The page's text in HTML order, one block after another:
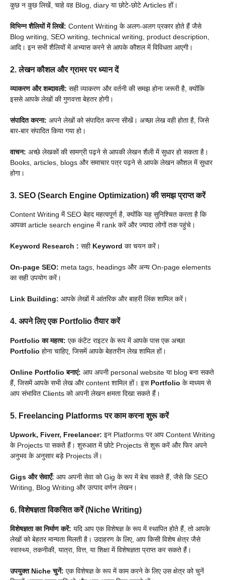
कुछ न कुछ लिखें, चाहे वह Blog, diary या छोटे-छोटे Articles हों।
विभिन्न शैलियों में लिखें: Content Writing के अलग-अलग प्रकार होते हैं जैसे
Blog writing, SEO writing, technical writing, product description,
आदि। इन सभी शैलियों में अभ्यास करने से आपके कौशल में विविधता आएगी।
2. लेखन कौशल और ग्रामर पर ध्यान दें
व्याकरण और शब्दावली: सही व्याकरण और वर्तनी की समझ होना जरूरी है, क्योंकि
इससे आपके लेखों की गुणवत्ता बेहतर होगी।
संपादित करना: अपने लेखों को संपादित करना सीखें। अच्छा लेख वही होता है, जिसे
बार-बार संपादित किया गया हो।
वाचन: अच्छे लेखकों की सामग्री पढ़ने से आपकी लेखन शैली में सुधार हो सकता है।
Books, articles, blogs और समाचार पत्र पढ़ने से आपके लेखन कौशल में सुधार
होगा।
3. SEO (Search Engine Optimization) की समझ प्राप्त करें
Content Writing में SEO बेहद महत्वपूर्ण है, क्योंकि यह सुनिश्चित करता है कि
आपका article search engine में rank करें और ज्यादा लोगों तक पहुंचे।
Keyword Research : सही Keyword का चयन करें।
On-page SEO: meta tags, headings और अन्य On-page elements
का सही उपयोग करें।
Link Building: आपके लेखों में आंतरिक और बाहरी लिंक शामिल करें।
4. अपने लिए एक Portfolio तैयार करें
Portfolio का महत्व: एक कंटेंट राइटर के रूप में आपके पास एक अच्छा
Portfolio होना चाहिए, जिसमें आपके बेहतरीन लेख शामिल हों।
Online Portfolio बनाएं: आप अपनी personal website या blog बना सकते
हैं, जिसमें आपके सभी लेख और content शामिल हों। इस Portfolio के माध्यम से
आप संभावित Clients को अपनी लेखन क्षमता दिखा सकते हैं।
5. Freelancing Platforms पर काम करना शुरू करें
Upwork, Fiverr, Freelancer: इन Platforms पर आप Content Writing
के Projects पा सकते हैं। शुरुआत में छोटे Projects से शुरू करें और फिर अपने
अनुभव के अनुसार बड़े Projects लें।
Gigs और सेवाएँ: आप अपनी सेवा को Gig के रूप में बेच सकते हैं, जैसे कि SEO
Writing, Blog Writing और उत्पाद वर्णन लेखन।
6. विशेषज्ञता विकसित करें (Niche Writing)
विशेषज्ञता का निर्माण करें: यदि आप एक विशेषज्ञ के रूप में स्थापित होते हैं, तो आपके
लेखों को बेहतर मान्यता मिलती है। उदाहरण के लिए, आप किसी विशेष क्षेत्र जैसे
स्वास्थ्य, तकनीकी, यात्रा, वित्त, या शिक्षा में विशेषज्ञता प्राप्त कर सकते हैं।
उपयुक्त Niche चुनें: एक विशेषज्ञ के रूप में काम करने के लिए उस क्षेत्र को चुनें